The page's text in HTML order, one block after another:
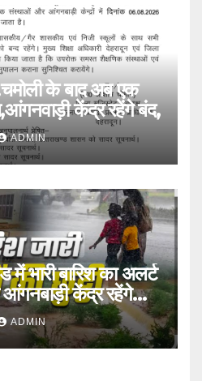
के बाद अब एक
केंद्र रहेंगे बंद,
ADMIN
भारी बारिश का अलर्ट
केंद्र रहेंगे
ADMIN